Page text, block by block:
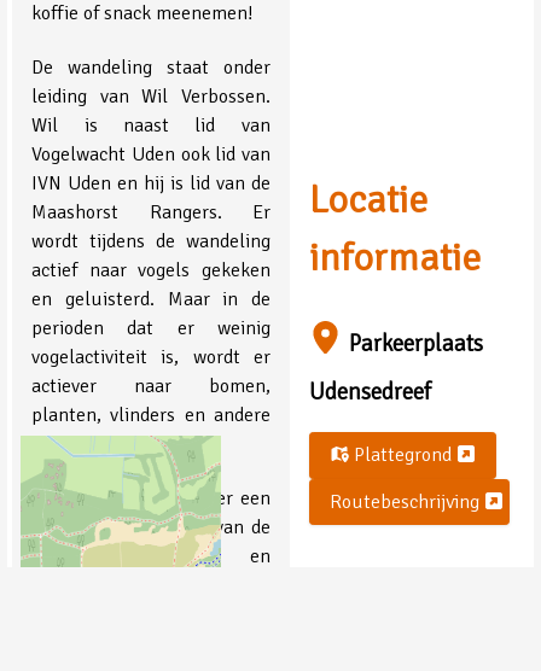
koffie of snack meenemen!
De wandeling staat onder
leiding van Wil Verbossen.
Wil is naast lid van
Vogelwacht Uden ook lid van
IVN Uden en hij is lid van de
Maashorst Rangers. Er
wordt tijdens de wandeling
actief naar vogels gekeken
en geluisterd. Maar in de
perioden dat er weinig
vogelactiviteit is, wordt er
actiever naar bomen,
planten, vlinders en andere
insecten gekeken.
In het voorjaar wordt er een
paar keer afgeweken van de
vaste wandellocatie en
Locatie
informatie
Parkeerplaats
Udensedreef
Plattegrond
Routebeschrijving